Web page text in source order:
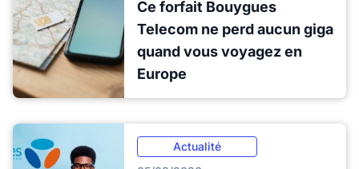
Ce forfait Bouygues
Telecom ne perd aucun giga
quand vous voyagez en
Europe
Actualité